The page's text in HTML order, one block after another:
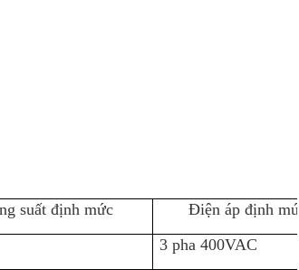
suất định mức
Điện áp định mức
3 pha 400VAC